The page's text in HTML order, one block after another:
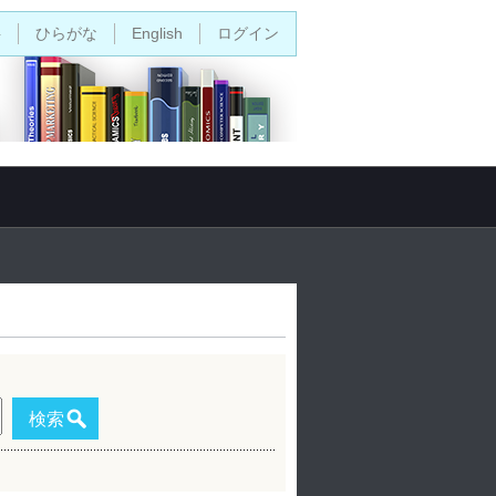
ひらがな English ログイン
検索